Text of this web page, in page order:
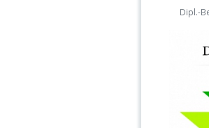
Dipl.-